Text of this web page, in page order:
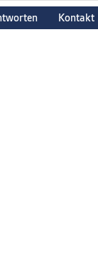
Kontakt